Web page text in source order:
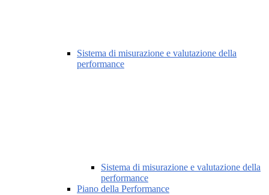
Sistema di misurazione e valutazione della
performance
Sistema di misurazione e valutazione della
performance
Piano della Performance